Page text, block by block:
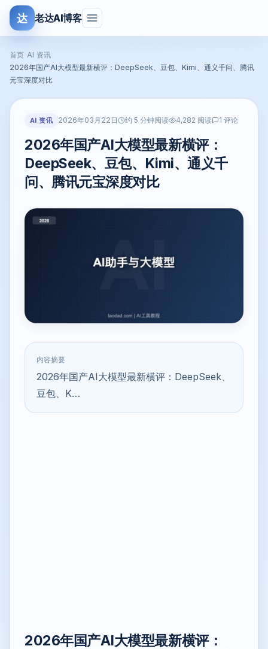
达 老达AI博客
首页 AI 资讯
2026年国产AI大模型最新横评：DeepSeek、豆包、Kimi、通义千问、腾讯
元宝深度对比
AI 资讯 2026年03月22日 约 5 分钟阅读 4,282 阅读 1 评论
2026年国产AI大模型最新横评：
DeepSeek、豆包、Kimi、通义千
问、腾讯元宝深度对比
内容摘要
2026年国产AI大模型最新横评：DeepSeek、
豆包、K…
2026年国产AI大模型最新横评：